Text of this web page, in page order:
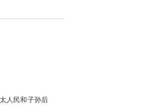
人民和子孙后